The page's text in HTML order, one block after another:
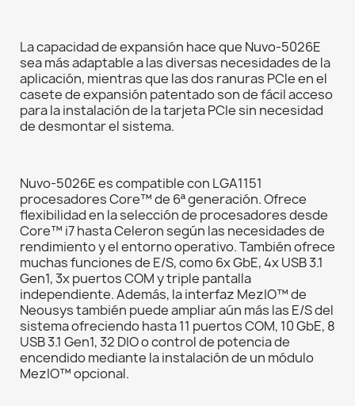
La capacidad de expansión hace que Nuvo-5026E
sea más adaptable a las diversas necesidades de la
aplicación, mientras que las dos ranuras PCle en el
casete de expansión patentado son de fácil acceso
para la instalación de la tarjeta PCIe sin necesidad
de desmontar el sistema.
Nuvo-5026E es compatible con LGA1151
procesadores Core™ de 6ª generación. Ofrece
flexibilidad en la selección de procesadores desde
Core™ i7 hasta Celeron según las necesidades de
rendimiento y el entorno operativo. También ofrece
muchas funciones de E/S, como 6x GbE, 4x USB 3.1
Gen1, 3x puertos COM y triple pantalla
independiente. Además, la interfaz MezIO™ de
Neousys también puede ampliar aún más las E/S del
sistema ofreciendo hasta 11 puertos COM, 10 GbE, 8
USB 3.1 Gen1, 32 DIO o control de potencia de
encendido mediante la instalación de un módulo
MezIO™ opcional.